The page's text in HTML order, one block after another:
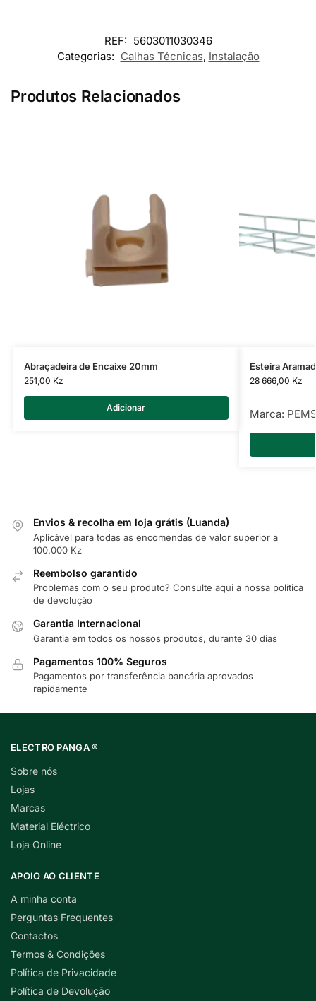
REF: 5603011030346
Categorias: Calhas Técnicas, Instalação
Produtos Relacionados
Abraçadeira de Encaixe 20mm
251,00 Kz
Adicionar
Esteira
28 666,00 Kz
Marca:
Envios & recolha em loja grátis (Luanda)
Aplicável para todas as encomendas de valor superior a
100.000 Kz
Reembolso garantido
Problemas com o seu produto? Consulte aqui a nossa política
de devolução
Garantia Internacional
Garantia em todos os nossos produtos, durante 30 dias
Pagamentos 100% Seguros
Pagamentos por transferência bancária aprovados
rapidamente
ELECTRO PANGA ®
Sobre nós
Lojas
Marcas
Material Eléctrico
Loja Online
APOIO AO CLIENTE
A minha conta
Perguntas Frequentes
Contactos
Termos & Condições
Política de Privacidade
Política de Devolução